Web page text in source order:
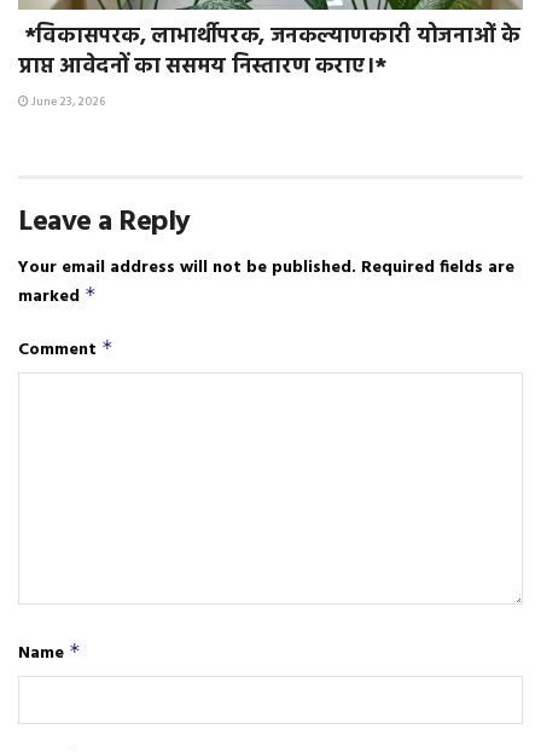
*विकासपरक, लाभार्थीपरक, जनकल्याणकारी योजनाओं के
प्राप्त आवेदनों का ससमय निस्तारण कराए।*
June 23, 2026
Leave a Reply
Your email address will not be published. Required fields are
marked *
Comment *
Name *